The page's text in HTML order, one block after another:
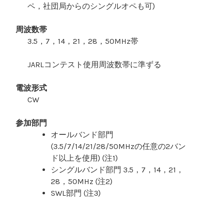
ペ，社団局からのシングルオペも可)
周波数帯
3.5，7，14，21，28，50MHz帯
JARLコンテスト使用周波数帯に準ずる
電波形式
CW
参加部門
オールバンド部門
(3.5/7/14/21/28/50MHzの任意の2バン
ド以上を使用) (注1)
シングルバンド部門 3.5，7，14，21，
28，50MHz (注2)
SWL部門 (注3)